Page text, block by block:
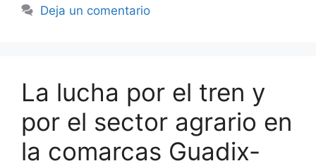
Deja un comentario
La lucha por el tren y
por el sector agrario en
la comarcas Guadix-